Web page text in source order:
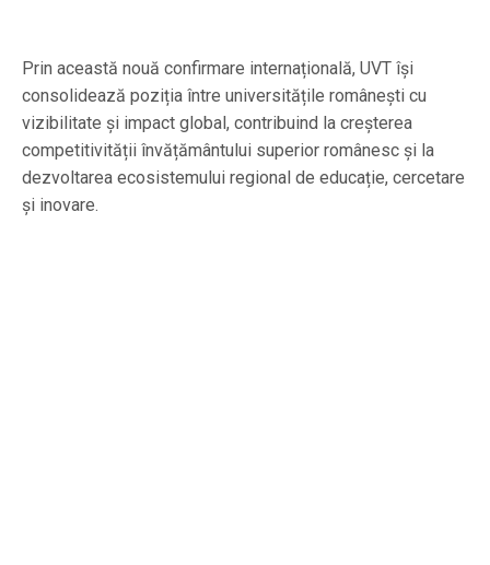
Prin această nouă confirmare internațională, UVT își
consolidează poziția între universitățile românești cu
vizibilitate și impact global, contribuind la creșterea
competitivității învățământului superior românesc și la
dezvoltarea ecosistemului regional de educație, cercetare
și inovare.